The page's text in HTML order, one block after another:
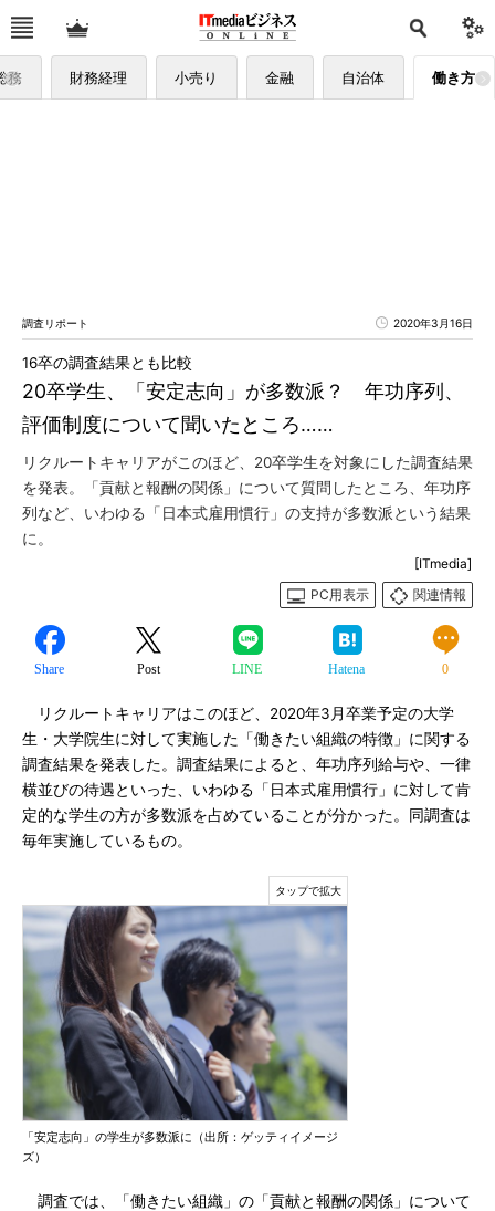
務 財務経理 小売り 金融 自治体 働き方
調査リポート 2020年3月16日
20卒学生、「安定志向」が多数派？ 年功序列、
評価制度について聞いたところ……
16卒の調査結果とも比較
リクルートキャリアがこのほど、20卒学生を対象にした調査結果
を発表。「貢献と報酬の関係」について質問したところ、年功序
列など、いわゆる「日本式雇用慣行」の支持が多数派という結果
に。
[ITmedia]
PC用表示
関連情報
Share Post LINE Hatena 0
リクルートキャリアはこのほど、2020年3月卒業予定の大学
生・大学院生に対して実施した「働きたい組織の特徴」に関する
調査結果を発表した。調査結果によると、年功序列給与や、一律
横並びの待遇といった、いわゆる「日本式雇用慣行」に対して肯
定的な学生の方が多数派を占めていることが分かった。同調査は
毎年実施しているもの。
「安定志向」の学生が多数派に（出所：ゲッティイメージ
ズ）
調査では、「働きたい組織」の「貢献と報酬の関係」について